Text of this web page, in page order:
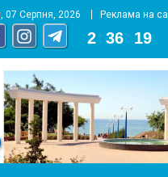
07 Серпня, 2026 Реклама на
2 : 36 : 20
портал города